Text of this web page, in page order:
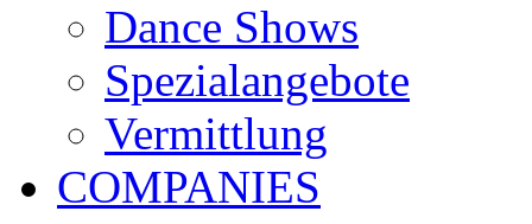
Dance Shows
Spezialangebote
Vermittlung
COMPANIES